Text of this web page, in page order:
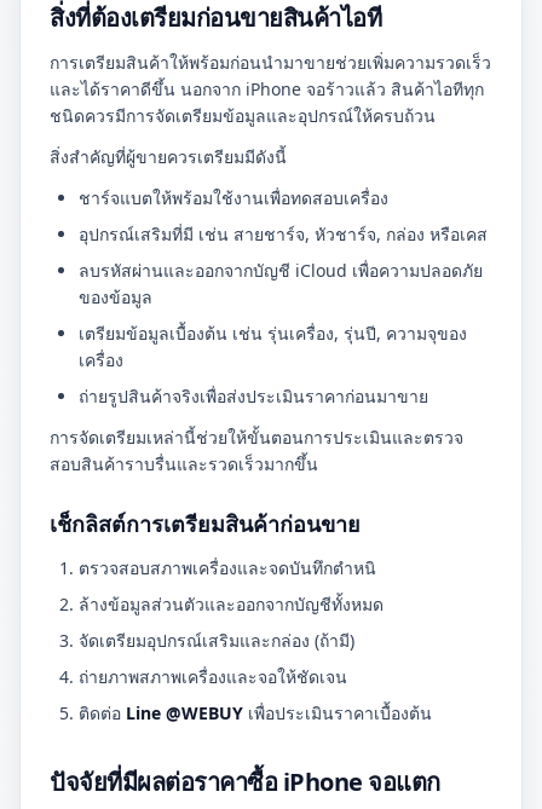
สิ่งที่ต้องเตรียมก่อนขายสินค้าไอที
การเตรียมสินค้าให้พร้อมก่อนนำมาขายช่วยเพิ่มความรวดเร็ว
และได้ราคาดีขึ้น นอกจาก iPhone จอร้าวแล้ว สินค้าไอทีทุก
ชนิดควรมีการจัดเตรียมข้อมูลและอุปกรณ์ให้ครบถ้วน
สิ่งสำคัญที่ผู้ขายควรเตรียมมีดังนี้
ชาร์จแบตให้พร้อมใช้งานเพื่อทดสอบเครื่อง
อุปกรณ์เสริมที่มี เช่น สายชาร์จ, หัวชาร์จ, กล่อง หรือเคส
ลบรหัสผ่านและออกจากบัญชี iCloud เพื่อความปลอดภัย
ของข้อมูล
เตรียมข้อมูลเบื้องต้น เช่น รุ่นเครื่อง, รุ่นปี, ความจุของ
เครื่อง
ถ่ายรูปสินค้าจริงเพื่อส่งประเมินราคาก่อนมาขาย
การจัดเตรียมเหล่านี้ช่วยให้ขั้นตอนการประเมินและตรวจ
สอบสินค้าราบรื่นและรวดเร็วมากขึ้น
เช็กลิสต์การเตรียมสินค้าก่อนขาย
ตรวจสอบสภาพเครื่องและจดบันทึกตำหนิ
ล้างข้อมูลส่วนตัวและออกจากบัญชีทั้งหมด
จัดเตรียมอุปกรณ์เสริมและกล่อง (ถ้ามี)
ถ่ายภาพสภาพเครื่องและจอให้ชัดเจน
ติดต่อ Line @WEBUY เพื่อประเมินราคาเบื้องต้น
ปัจจัยที่มีผลต่อราคาซื้อ iPhone จอแตก